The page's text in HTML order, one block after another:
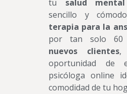
tu salud mental
sencillo y
terapia para la
por tan solo 60
nuevos clientes,
oportunidad de
psicóloga online
comodidad de tu